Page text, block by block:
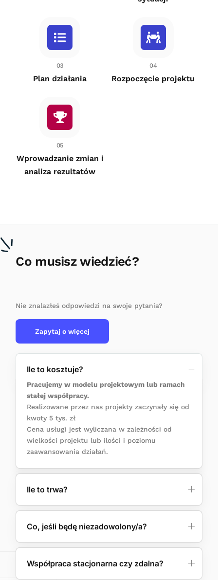
03
Plan działania
04
Rozpoczęcie projektu
05
Wprowadzanie zmian i
analiza rezultatów
Co musisz wiedzieć?
Nie znalazłeś odpowiedzi na swoje pytania?
Zapytaj o więcej
Ile to kosztuje?
Pracujemy w modelu projektowym lub ramach
stałej współpracy.
Realizowane przez nas projekty zaczynały się od
kwoty 5 tys. zł
Cena usługi jest wyliczana w zależności od
wielkości projektu lub ilości i poziomu
zaawansowania działań.
Ile to trwa?
Co, jeśli będę niezadowolony/a?
Współpraca stacjonarna czy zdalna?